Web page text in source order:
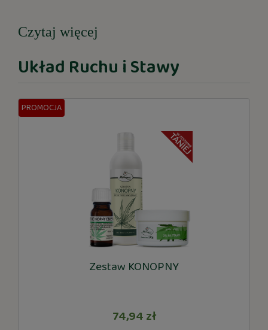
Czytaj więcej
Układ Ruchu i Stawy
Zestaw KONOPNY
74,94 zł
PROMOCJA